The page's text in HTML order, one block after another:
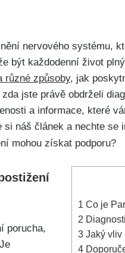
nervového systému,
být každodenní život
různé způsoby, jak
jste právě obdrželi
a informace, které
náš článek a nechte se
1 Co je
2
3 Jaký vliv
4
porucha,